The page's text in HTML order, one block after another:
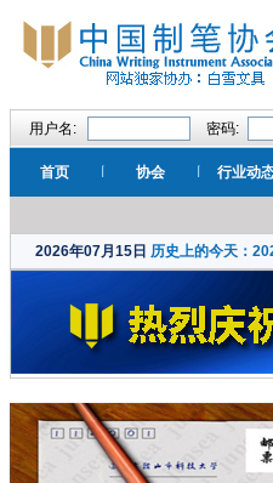
用户名: 密码:
首页 协会 行业动
2026年07月15日 历史上的今天：